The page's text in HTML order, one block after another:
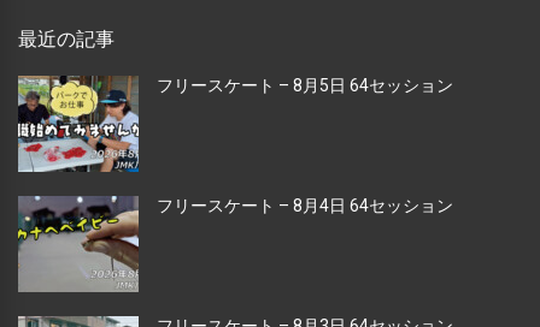
最近の記事
フリースケート – 8月5日 64セッション
フリースケート – 8月4日 64セッション